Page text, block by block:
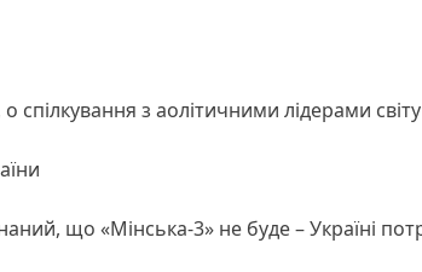
спілкування з аолітичними лідерами
що «Мінська-3» не буде – Україні